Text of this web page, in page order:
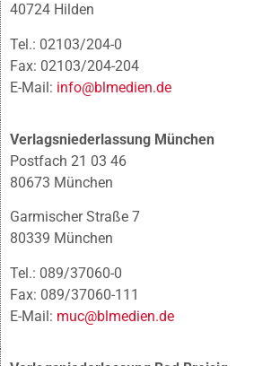
40724 Hilden
Tel.: 02103/204-0
Fax: 02103/204-204
E-Mail: info@blmedien.de
Verlagsniederlassung München
Postfach 21 03 46
80673 München
Garmischer Straße 7
80339 München
Tel.: 089/37060-0
Fax: 089/37060-111
E-Mail: muc@blmedien.de